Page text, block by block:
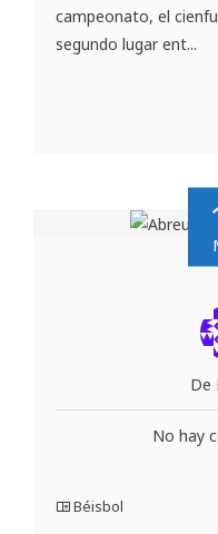
campeonato, el
segundo lugar ent...
De
No hay
Béisbol